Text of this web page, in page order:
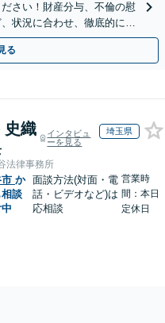
さい！財産分与、不倫の慰
状況に合わせ、徹底的にサ
る
史織
インタビュ
ーを見る
埼玉県
法律事務所
か
相談
面談方法(対面・電
話・ビデオなど)は
応相談
営業時
間：本日
定休日